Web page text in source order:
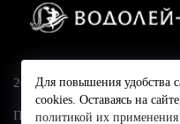
2024 © Компания Водолей-
Политика
Для повышения удобства
cookies. Оставаясь на
политикой их применения